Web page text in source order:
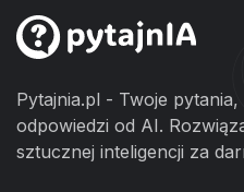
Pytajnia.pl - Twoje
odpowiedzi od AI.
sztucznej inteligencji za